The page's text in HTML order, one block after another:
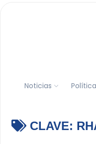
Noticias Política
CLAVE: